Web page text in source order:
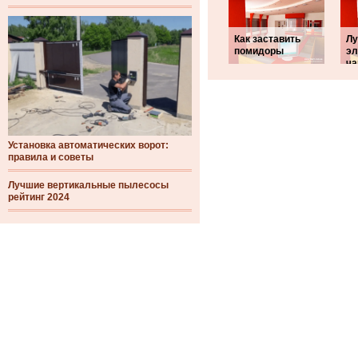
Установка автоматических ворот:
правила и советы
Лучшие вертикальные пылесосы
рейтинг 2024
Как заставить
помидоры